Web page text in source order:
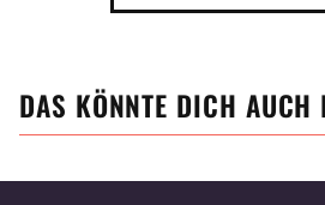
DAS KÖNNTE DICH AUCH